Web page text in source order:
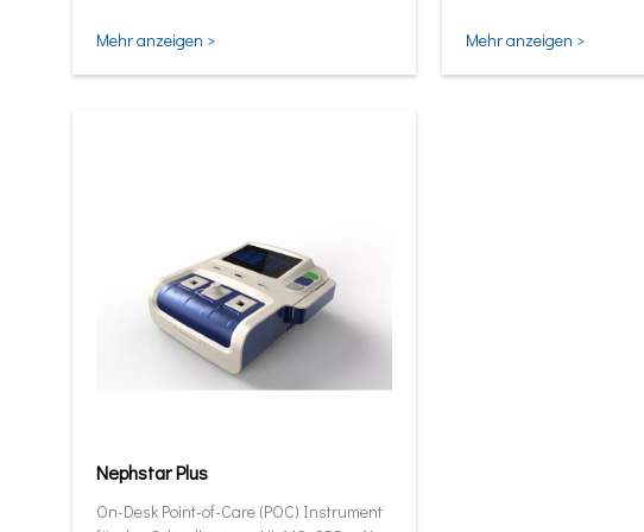
Mehr anzeigen >
Mehr anzeigen >
Nephstar Plus
On-Desk Point-of-Care (POC) Instrument